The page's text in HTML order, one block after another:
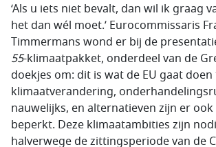
‘Als u iets niet bevalt, dan wil ik graag
het dan wél moet.’ Eurocommissaris
Timmermans wond er bij de
55-klimaatpakket, onderdeel van de
doekjes om: dit is wat de EU gaat
klimaatverandering,
nauwelijks, en alternatieven zijn er ook
beperkt. Deze klimaatambities zijn
halverwege de zittingsperiode van de